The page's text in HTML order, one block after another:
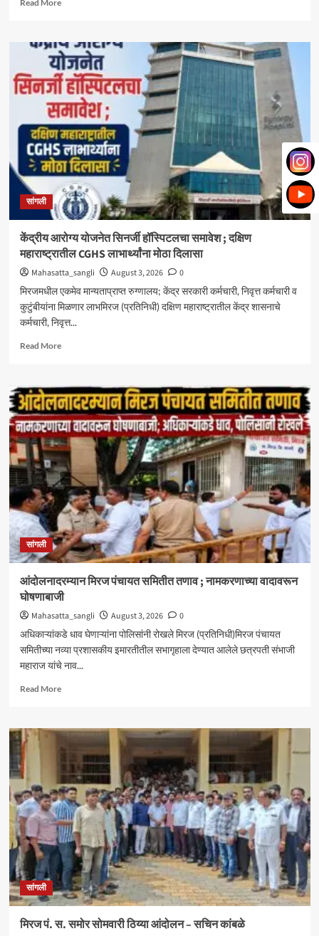
Read More
मिरज
पंचायत
समितीत
महायुतीचा
झेंडा;
सभापतीपदी
राणी
भोरे,
उपसभापतीपदी
ललिता
शेजूळ
बिनविरोध
सांगली
केंद्रीय आरोग्य योजनेत सिनर्जी हॉस्पिटलचा समावेश ; दक्षिण
महाराष्ट्रातील CGHS लाभार्थ्यांना मोठा दिलासा
Mahasatta_sangli August 3, 2026
0
मिरजमधील एकमेव मान्यताप्राप्त रुग्णालय; केंद्र सरकारी कर्मचारी, निवृत्त कर्मचारी व
कुटुंबीयांना मिळणार लाभमिरज (प्रतिनिधी) दक्षिण महाराष्ट्रातील केंद्र शासनाचे
कर्मचारी, निवृत्त...
Read MoreRead
केंद्रीय
आरोग्य
योजनेत
सिनर्जी
हॉस्पिटलचा
समावेश
;
दक्षिण
महाराष्ट्रातील
CGHS
लाभार्थ्यांना
मोठा
दिलासा
सांगली
आंदोलनादरम्यान मिरज पंचायत समितीत तणाव ; नामकरणाच्या वादावरून
घोषणाबाजी
Mahasatta_sangli August 3, 2026
0
अधिकाऱ्यांकडे धाव घेणाऱ्यांना पोलिसांनी रोखले मिरज (प्रतिनिधी)मिरज पंचायत
समितीच्या नव्या प्रशासकीय इमारतीतील सभागृहाला देण्यात आलेले छत्रपती संभाजी
महाराज यांचे नाव...
Read MoreRead
आंदोलनादरम्यान
पंचायत
समितीत
तणाव
;
नामकरणाच्या
वादावरून
घोषणाबाजी
सांगली
मिरज पं. स. समोर सोमवारी ठिय्या आंदोलन – सचिन कांबळे